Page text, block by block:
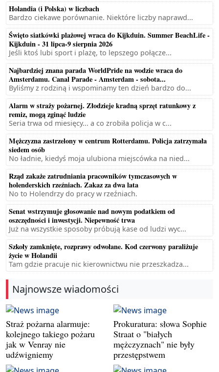
Holandia (i Polska) w liczbach
Bardzo ciekawe porównanie. Niektóre liczby naprawd...
Święto siatkówki plażowej wraca do Kijkduin. Summer BeachLife -
Kijkduin - 31 lipca-9 sierpnia 2026
Jeśli ktoś lubi sport i plażę, to lepszego połącze...
Najbardziej znana parada WorldPride na wodzie wraca do
Amsterdamu. Canal Parade - Amsterdam - sobota...
Byliśmy z rodziną i wspominamy ten dzień bardzo do...
Alarm w straży pożarnej. Złodzieje kradną sprzęt ratunkowy z
remiz, mogą zginąć ludzie
Seria trwa od miesięcy... a co zrobiła policja w c...
Mężczyzna zastrzelony w centrum Rotterdamu. Policja zatrzymała
siedem osób
No ładnie, kiedyś moja ulubiona miejscówka na nied...
Rząd zakaże zatrudniania pracowników tymczasowych w
holenderskich rzeźniach. Zakaz za dwa lata
No to Holendrzy do pracy w rzeźniach.
Senat wstrzymuje głosowanie nad nowym podatkiem od
oszczędności i inwestycji. Niepewność trwa
Już na wszystkie sposoby próbują kase od ludzi wyc...
Szkoły zamknięte, rozprawy odwołane. Kod czerwony paraliżuje
życie w Holandii
Tam gdzie pracuje nic kierownictwu nie przeszkadza...
Najnowsze wiadomości
Straż pożarna alarmuje:
kolejnego takiego pożaru
jak w Venray nie
udźwigniemy
Prokuratura: słowa Sophie
Straat o "białych
mężczyznach" nie były
przestępstwem